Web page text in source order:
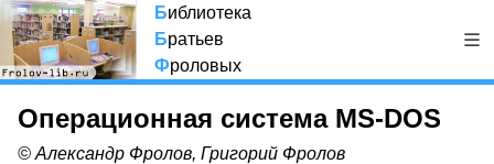
Библиотека
Братьев
Фроловых
Операционная система MS-DOS
© Александр Фролов, Григорий Фролов